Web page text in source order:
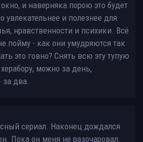
и наверняка порою это будет
увлекательнее и полезнее для
нравственности и психики. Всё
пойму - как они умудряются так
это говно? Снять всю эту тупую
можно за день,
два.
сериал. Наконец дождался
Пока он меня не разочаровал.